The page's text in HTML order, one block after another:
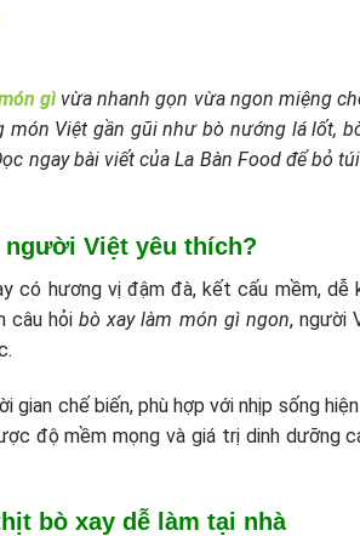
gìvừa nhanh gọn vừa ngon miệng
món Việt gần gũi như bò nướng lá lốt,
ngay bài viết của La Bàn Food để bỏ
Việt yêu thích?
có hương vị đậm đà, kết cấu mềm, dễ
câu hỏibò xay làm món gì ngon, người
chế biến, phù hợp với nhịp sống
độ mềm mọng và giá trị dinh dưỡng
bò xay dễ làm tại nhà